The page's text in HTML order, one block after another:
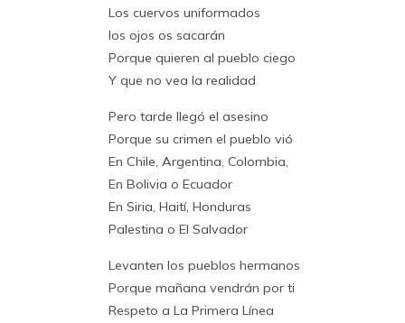
Los cuervos uniformados
los ojos os sacarán
Porque quieren al pueblo ciego
Y que no vea la realidad
Pero tarde llegó el asesino
Porque su crimen el pueblo vió
En Chile, Argentina, Colombia,
En Bolivia o Ecuador
En Siria, Haití, Honduras
Palestina o El Salvador
Levanten los pueblos hermanos
Porque mañana vendrán por ti
Respeto a La Primera Línea